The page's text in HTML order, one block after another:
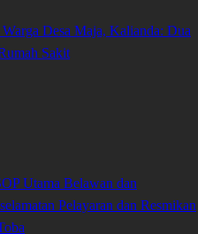
Desa Maja, Kalianda: Dua
Sakit
Utama Belawan dan
Pelayaran dan Resmikan